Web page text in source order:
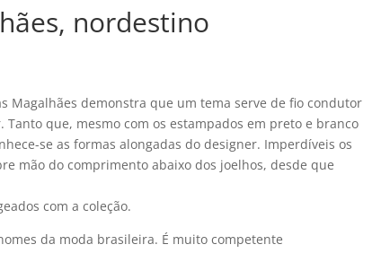
nordestino
Magalhães demonstra que um tema serve de fio condutor
que, mesmo com os estampados em preto e branco
se as formas alongadas do designer. Imperdí­veis os
mão do comprimento abaixo dos joelhos, desde que
com a coleção.
da moda brasileira. É muito competente